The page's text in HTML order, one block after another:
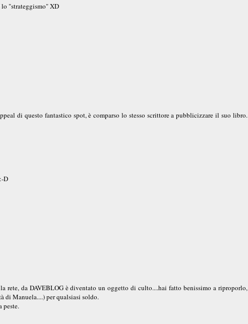
lo "strateggismo" XD
di questo fantastico spot, è comparso lo stesso scrittore a pubblicizzare il suo libro.
D
rete, da DAVEBLOG è diventato un oggetto di culto....hai fatto benissimo a riproporlo,
di Manuela....) per qualsiasi soldo.
peste.